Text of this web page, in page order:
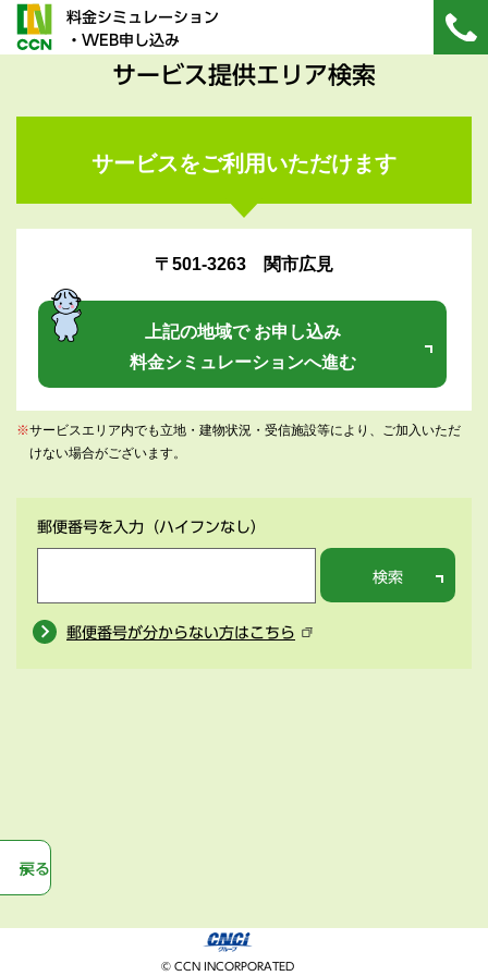
料金シミュレーション
・WEB申し込み
サービス提供エリア検索
サービスをご利用いただけます
〒501-3263 関市広見
上記の地域で お申し込み
料金シミュレーションへ進む
※サービスエリア内でも立地・建物状況・受信施設等により、ご加入いただ
けない場合がございます。
郵便番号を入力 （ハイフンなし）
検索
郵便番号が分からない方はこちら
戻る
© CCN INCORPORATED